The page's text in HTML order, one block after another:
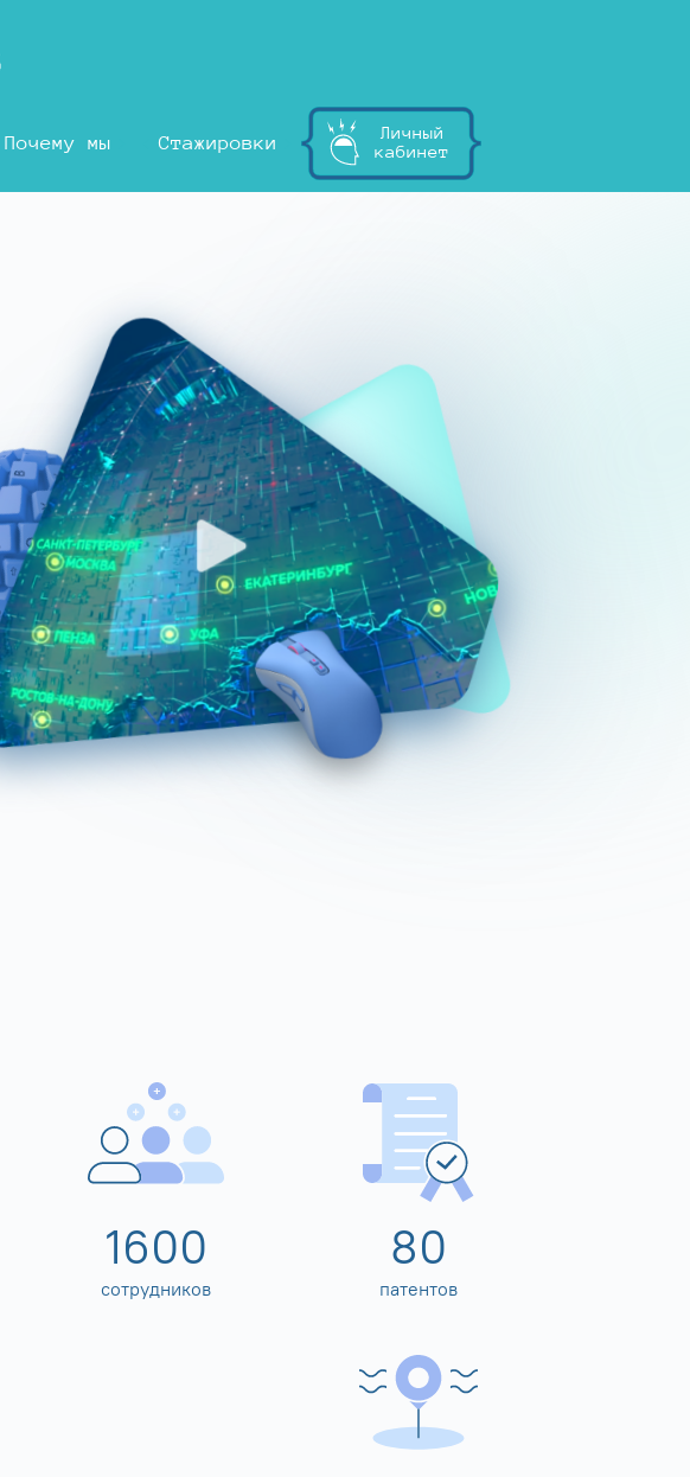
Почему мы Стажировки
Личный
кабинет
1600
сотрудников
80
патентов